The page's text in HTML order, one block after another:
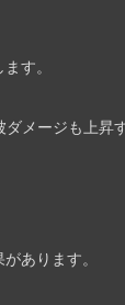
す。
メージも上昇
あります。